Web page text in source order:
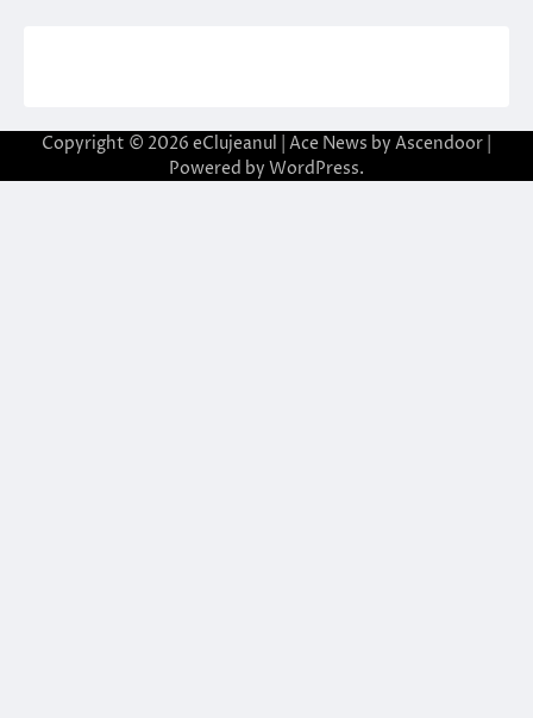
Copyright © 2026 eClujeanul | Ace News by Ascendoor
Powered by WordPress.